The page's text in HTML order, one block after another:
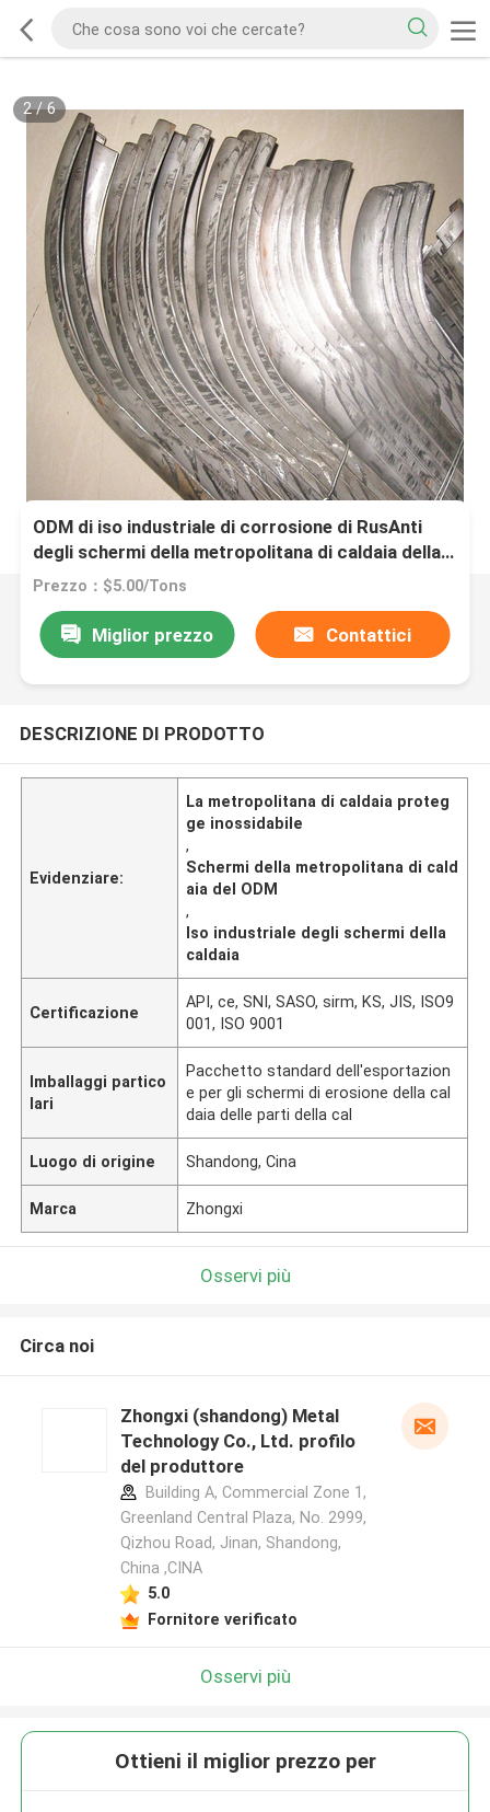
2/6
ODM di iso industriale di corrosione di RusAnti
degli schermi della metropolitana di caldaia della
centrale elettrica
Prezzo：$5.00/Tons
Miglior prezzo Contattici
DESCRIZIONE DI PRODOTTO
Evidenziare:
La metropolitana di caldaia proteg
ge inossidabile
,
Schermi della metropolitana di cald
aia del ODM
,
Iso industriale degli schermi della
caldaia
Certificazione
API, ce, SNI, SASO, sirm, KS, JIS, ISO9
001, ISO 9001
Imballaggi partico
lari
Pacchetto standard dell'esportazion
e per gli schermi di erosione della cal
daia delle parti della cal
Luogo di origine Shandong, Cina
Marca Zhongxi
Osservi più
Circa noi
Zhongxi (shandong) Metal
Technology Co., Ltd. profilo
del produttore
Building A, Commercial Zone 1,
Greenland Central Plaza, No. 2999,
Qizhou Road, Jinan, Shandong,
China ,CINA
5.0
Fornitore verificato
Osservi più
Ottieni il miglior prezzo per